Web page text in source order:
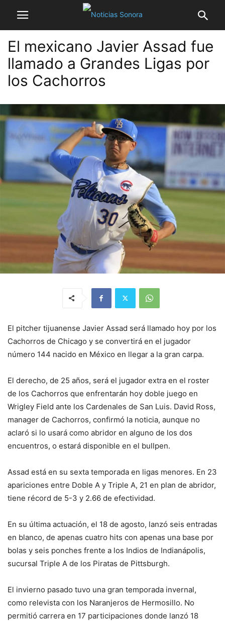
El mexicano Javier Assad fue
llamado a Grandes Ligas por
los Cachorros
El pitcher tijuanense Javier Assad será llamado hoy por los
Cachorros de Chicago y se convertirá en el jugador
número 144 nacido en México en llegar a la gran carpa.
El derecho, de 25 años, será el jugador extra en el roster
de los Cachorros que enfrentarán hoy doble juego en
Wrigley Field ante los Cardenales de San Luis. David Ross,
manager de Cachorros, confirmó la noticia, aunque no
aclaró si lo usará como abridor en alguno de los dos
encuentros, o estará disponible en el bullpen.
Assad está en su sexta temporada en ligas menores. En 23
apariciones entre Doble A y Triple A, 21 en plan de abridor,
tiene récord de 5-3 y 2.66 de efectividad.
En su última actuación, el 18 de agosto, lanzó seis entradas
en blanco, de apenas cuatro hits con apenas una base por
bolas y seis ponches frente a los Indios de Indianápolis,
sucursal Triple A de los Piratas de Pittsburgh.
El invierno pasado tuvo una gran temporada invernal,
como relevista con los Naranjeros de Hermosillo. No
permitió carrera en 17 participaciones donde lanzó 18